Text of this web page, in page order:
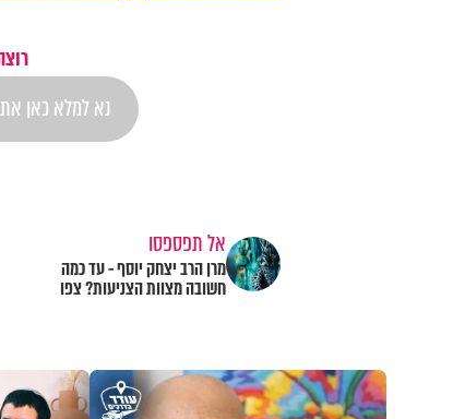
אל תפספסו
מרן הרב יצחק יוסף - עד כמה
חשובה מצוות הצניעות? צפו